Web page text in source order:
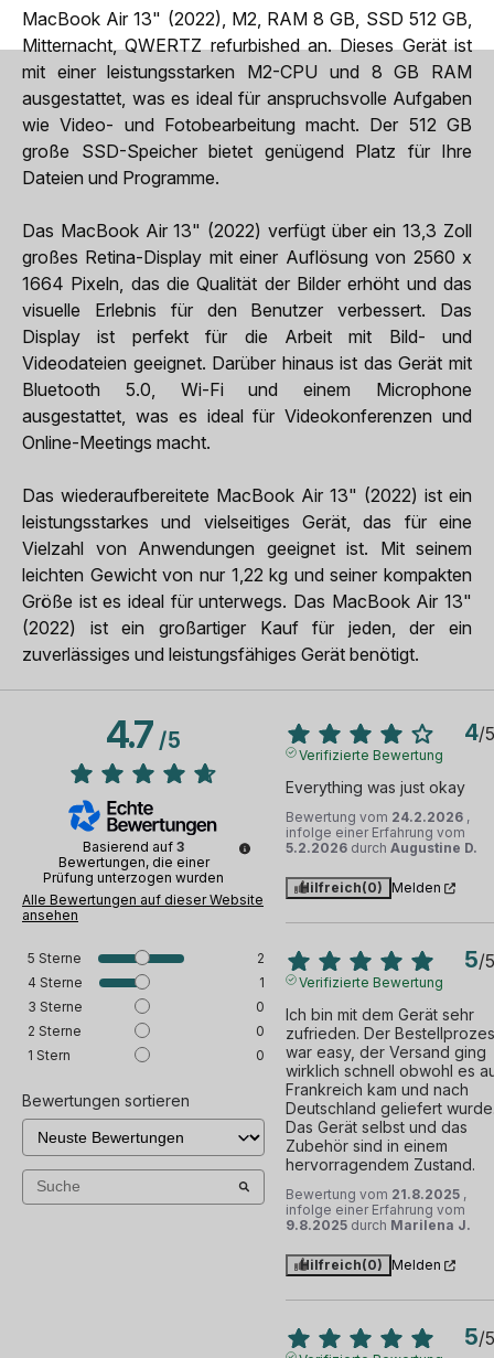
MacBook Air 13" (2022), M2, RAM 8 GB, SSD 512 GB,
Mitternacht, QWERTZ refurbished an. Dieses Gerät ist
mit einer leistungsstarken M2-CPU und 8 GB RAM
ausgestattet, was es ideal für anspruchsvolle Aufgaben
wie Video- und Fotobearbeitung macht. Der 512 GB
große SSD-Speicher bietet genügend Platz für Ihre
Dateien und Programme.
Das MacBook Air 13" (2022) verfügt über ein 13,3 Zoll
großes Retina-Display mit einer Auflösung von 2560 x
1664 Pixeln, das die Qualität der Bilder erhöht und das
visuelle Erlebnis für den Benutzer verbessert. Das
Display ist perfekt für die Arbeit mit Bild- und
Videodateien geeignet. Darüber hinaus ist das Gerät mit
Bluetooth 5.0, Wi-Fi und einem Microphone
ausgestattet, was es ideal für Videokonferenzen und
Online-Meetings macht.
Das wiederaufbereitete MacBook Air 13" (2022) ist ein
leistungsstarkes und vielseitiges Gerät, das für eine
Vielzahl von Anwendungen geeignet ist. Mit seinem
leichten Gewicht von nur 1,22 kg und seiner kompakten
Größe ist es ideal für unterwegs. Das MacBook Air 13"
(2022) ist ein großartiger Kauf für jeden, der ein
zuverlässiges und leistungsfähiges Gerät benötigt.
4.7/5
Basierend auf 3
Bewertungen, die einer
Prüfung unterzogen wurden
Alle Bewertungen auf dieser Website
ansehen
5 Sterne
2
4 Sterne
1
3 Sterne
0
2 Sterne
0
1 Stern 0
Bewertungen sortieren
4/5
Verifizierte Bewertung
Everything was just okay
Bewertung vom 24.2.2026 ,
infolge einer Erfahrung vom
5.2.2026 durch Augustine D.
Hilfreich(0) Melden
5/5
Verifizierte Bewertung
Ich bin mit dem Gerät sehr
zufrieden. Der
war easy, der Versand ging
wirklich schnell obwohl es
Frankreich kam und nach
Deutschland geliefert
Das Gerät selbst und das
Zubehör sind in einem
hervorragendem Zustand.
Bewertung vom 21.8.2025 ,
infolge einer Erfahrung vom
9.8.2025 durch Marilena J.
Hilfreich(0) Melden
5/5